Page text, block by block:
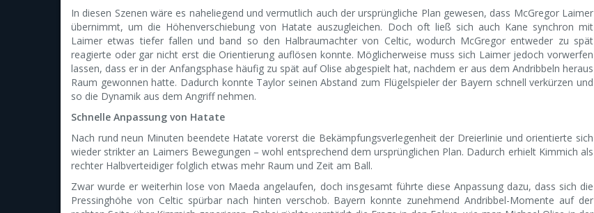
In diesen Szenen wäre es naheliegend und vermutlich auch der ursprüngliche Plan gewesen, dass McGregor Laimer
übernimmt, um die Höhenverschiebung von Hatate auszugleichen. Doch oft ließ sich auch Kane synchron mit
Laimer etwas tiefer fallen und band so den Halbraumachter von Celtic, wodurch McGregor entweder zu spät
reagierte oder gar nicht erst die Orientierung auflösen konnte. Möglicherweise muss sich Laimer jedoch vorwerfen
lassen, dass er in der Anfangsphase häufig zu spät auf Olise abgespielt hat, nachdem er aus dem Andribbeln heraus
Raum gewonnen hatte. Dadurch konnte Taylor seinen Abstand zum Flügelspieler der Bayern schnell verkürzen und
so die Dynamik aus dem Angriff nehmen.
Schnelle Anpassung von Hatate
Nach rund neun Minuten beendete Hatate vorerst die Bekämpfungsverlegenheit der Dreierlinie und orientierte sich
wieder strikter an Laimers Bewegungen – wohl entsprechend dem ursprünglichen Plan. Dadurch erhielt Kimmich als
rechter Halbverteidiger folglich etwas mehr Raum und Zeit am Ball.
Zwar wurde er weiterhin lose von Maeda angelaufen, doch insgesamt führte diese Anpassung dazu, dass sich die
Pressinghöhe von Celtic spürbar nach hinten verschob. Bayern konnte zunehmend Andribbel-Momente auf der